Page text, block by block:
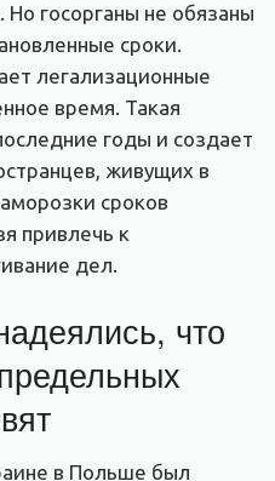
госорганы не обязаны
сроки.
легализационные
время. Такая
годы и создает
живущих в
сроков
привлечь к
дел.
что
в Польше был